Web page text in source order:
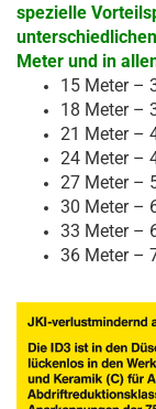
spezielle
Meter und in
15 Meter –
18 Meter –
21 Meter –
24 Meter –
27 Meter –
30 Meter –
33 Meter –
36 Meter –